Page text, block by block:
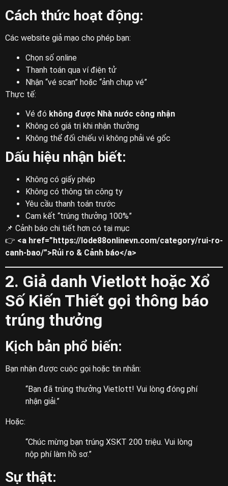
Cách thức hoạt động:
Các website giả mạo cho phép bạn:
Chọn số online
Thanh toán qua ví điện tử
Nhận “vé scan” hoặc “ảnh chụp vé”
Thực tế:
Vé đó không được Nhà nước công nhận
Không có giá trị khi nhận thưởng
Không thể đối chiếu vì không phải vé gốc
Dấu hiệu nhận biết:
Không có giấy phép
Không có thông tin công ty
Yêu cầu thanh toán trước
Cam kết “trúng thưởng 100%”
📌 Cảnh báo chi tiết hơn có tại mục
👉 <a href=”https://lode88onlinevn.com/category/rui-ro-
canh-bao/”>Rủi ro & Cảnh báo</a>
2. Giả danh Vietlott hoặc Xổ
Số Kiến Thiết gọi thông báo
trúng thưởng
Kịch bản phổ biến:
Bạn nhận được cuộc gọi hoặc tin nhắn:
“Bạn đã trúng thưởng Vietlott! Vui lòng đóng phí
nhận giải.”
Hoặc:
“Chúc mừng bạn trúng XSKT 200 triệu. Vui lòng
nộp phí làm hồ sơ.”
Sự thật: